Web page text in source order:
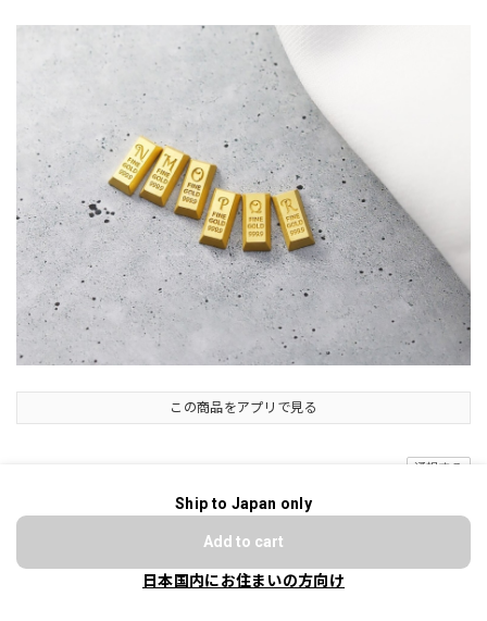
この商品をアプリで見る
通報する
197 5
Ship to Japan only
Add to cart
日本国内にお住まいの方向け
ショップに質問する